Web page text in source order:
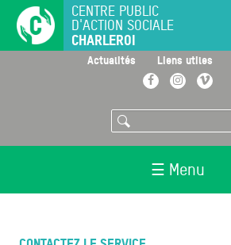
principal
CENTRE PUBLIC
D'ACTION SOCIALE
CHARLEROI
Actualités Liens utiles
FacebookInstagramVimeo
Rechercher
☰ Menu